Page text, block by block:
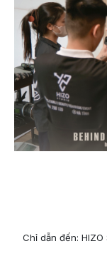
Chỉ dẫn đến: